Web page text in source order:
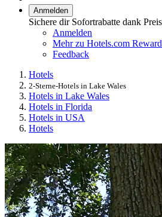
Anmelden
Sichere dir Sofortrabatte dank
Anmelden
Mehr zu Hotels.com
Feedback
Hotels
2-Sterne-Hotels in Lake Wales
Hotels in Lake Wales
Hotels in Florida
Hotels in USA
Hotels